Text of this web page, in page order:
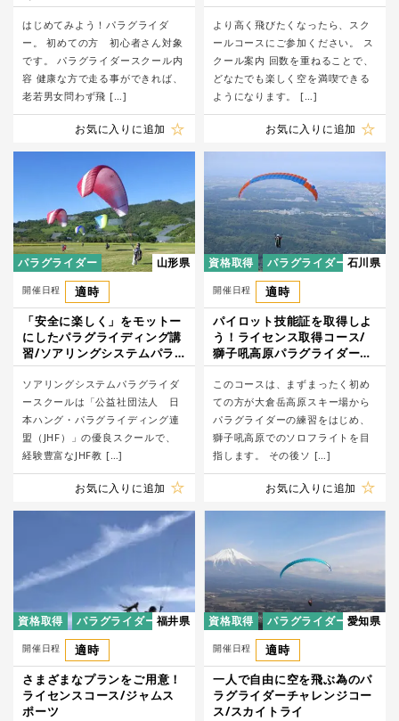
ル
はじめてみよう！パラグライダ
ー。 初めての方 初心者さん対象
です。 パラグライダースクール内
容 健康な方で走る事ができれば、
老若男女問わず飛 […]
お気に入りに追加
より高く飛びたくなったら、スク
ールコースにご参加ください。 ス
クール案内 回数を重ねることで、
どなたでも楽しく空を満喫できる
ようになります。 […]
お気に入りに追加
パラグライダー 山形県
開催日程
適時
「安全に楽しく」をモットー
にしたパラグライディング講
習/ソアリングシステムパラ
グライダースクール
ソアリングシステムパラグライダ
ースクールは「公益社団法人 日
本ハング・パラグライディング連
盟（JHF）」の優良スクールで、
経験豊富なJHF教 […]
お気に入りに追加
資格取得 パラグライダー 石川県
開催日程
適時
パイロット技能証を取得しよ
う！ライセンス取得コース/
獅子吼高原パラグライダース
クール
このコースは、まずまったく初め
ての方が大倉岳高原スキー場から
パラグライダーの練習をはじめ、
獅子吼高原でのソロフライトを目
指します。 その後ソ […]
お気に入りに追加
資格取得 パラグライダー 福井県
開催日程
適時
さまざまなプランをご用意！
ライセンスコース/ジャムス
ポーツ
資格取得 パラグライダー 愛知県
開催日程
適時
一人で自由に空を飛ぶ為のパ
ラグライダーチャレンジコー
ス/スカイトライ